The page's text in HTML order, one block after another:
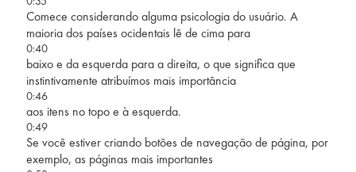
Comece considerando alguma psicologia do usuário. A
maioria dos países ocidentais lê de cima para
0:40
baixo e da esquerda para a direita, o que significa que
instintivamente atribuímos mais importância
0:46
aos itens no topo e à esquerda.
0:49
Se você estiver criando botões de navegação de página, por
exemplo, as páginas mais importantes